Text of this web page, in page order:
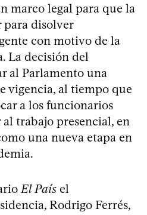
marco legal para que la
para disolver
con motivo de la
La decisión del
al Parlamento una
vigencia, al tiempo que
a los funcionarios
trabajo presencial, en
una nueva etapa en
El País el
Rodrigo Ferrés,